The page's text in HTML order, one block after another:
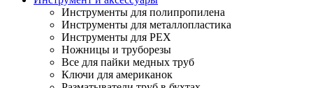
Инструменты для полипропилена
Инструменты для металлопластика
Инструменты для PEX
Ножницы и труборезы
Все для пайки медных труб
Ключи для американок